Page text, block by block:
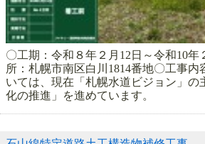
〇工期：令和８年２月12日～令和10年
所：札幌市南区白川1814番地〇工事内
いては、現在「札幌水道ビジョン」の
化の推進」を進めています